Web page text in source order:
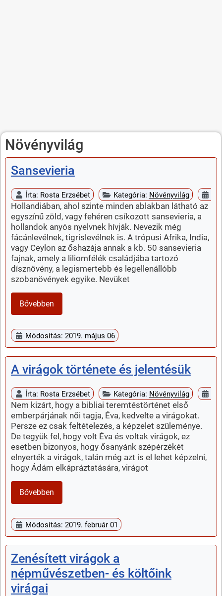
Növényvilág
Sansevieria
Írta: Rosta Erzsébet Kategória: Növényvilág
Hollandiában, ahol szinte minden ablakban látható az
egyszínű zöld, vagy fehéren csíkozott sansevieria, a
hollandok anyós nyelvnek hívják. Nevezik még
fácánlevélnek, tigrislevélnek is. A trópusi Afrika, India,
vagy Ceylon az őshazája annak a kb. 50 sansevieria
fajnak, amely a liliomfélék családjába tartozó
dísznövény, a legismertebb és legellenállóbb
szobanövények egyike. Nevüket
Bővebben
Módosítás: 2019. május 06
A virágok története és jelentésük
Írta: Rosta Erzsébet Kategória: Növényvilág
Nem kizárt, hogy a bibliai teremtéstörténet első
emberpárjának női tagja, Éva, kedvelte a virágokat.
Persze ez csak feltételezés, a képzelet szüleménye.
De tegyük fel, hogy volt Éva és voltak virágok, ez
esetben bizonyos, hogy ősanyánk szépérzékét
elnyerték a virágok, talán még azt is el lehet képzelni,
hogy Ádám elkápráztatására, virágot
Bővebben
Módosítás: 2019. február 01
Zenésített virágok a
népművészetben- és költőink
virágai